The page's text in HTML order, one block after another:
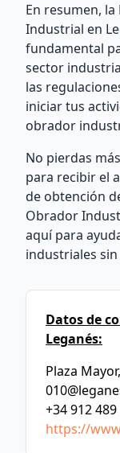
En resumen,
Industrial en
fundamental
sector
las
iniciar tus
obrador
No pierdas
para recibir el
de obtención
Obrador
aquí para
industriales
Datos de
Leganés:
Plaza
+34 912
https://